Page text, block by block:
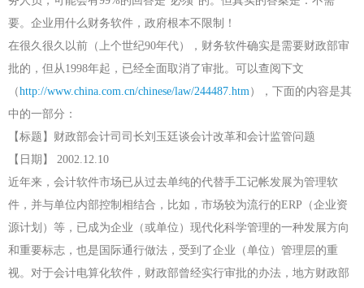
要。企业用什么财务软件，政府根本不限制！
在很久很久以前（上个世纪90年代），财务软件确实是需要财政部审
批的，但从1998年起，已经全面取消了审批。可以查阅下文
（http://www.china.com.cn/chinese/law/244487.htm），下面的内容是其
中的一部分 ：
【标题】财政部会计司司长刘玉廷谈会计改革和会计监管问题
【日期】
2002.12.10
近年来，会计软件市场已从过去单纯的代替手工记帐发展为管理软
件，并与单位内部控制相结合，比如，市场较为流行的ERP （企业资
源计划）等，已成为企业（或单位）现代化科学管理的一种发展方向
和重要标志，也是国际通行做法，受到了企业（单位）管理层的重
视。对于会计电算化软件，财政部曾经实行审批的办法，地方财政部